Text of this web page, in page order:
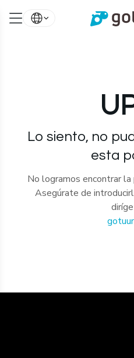
Lo siento, no
esta
No logramos encontrar la
Asegúrate de